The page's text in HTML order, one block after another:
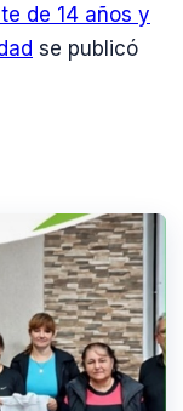
de 14 años y
se publicó